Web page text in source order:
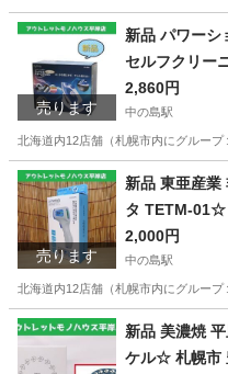
北海道 札幌市 中の島駅
売ります
新品 パワーシ
セルフクリー
(ペイペイ)決
2,860円
中の島駅
北海道内12店舗（札幌市内にグルー
北海道 札幌市 中の島駅
売ります
新品 東亜産業
タ TETM-01☆
2,000円
中の島駅
北海道内12店舗（札幌市内にグルー
北海道 札幌市 中の島駅
新品 美濃焼
ケル☆ 札幌市